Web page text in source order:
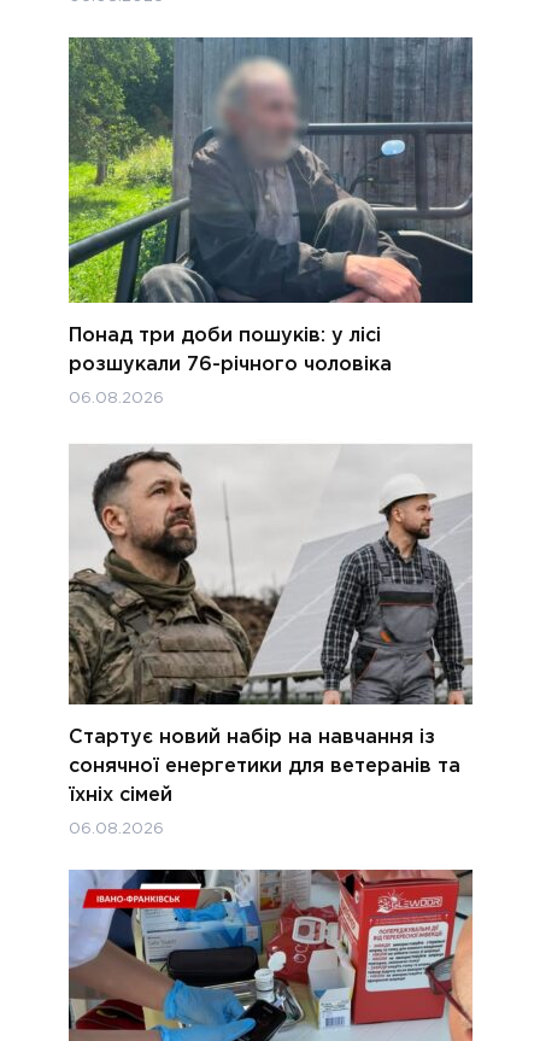
Понад три доби пошуків: у лісі
розшукали 76-річного чоловіка
06.08.2026
Стартує новий набір на навчання із
сонячної енергетики для ветеранів та
їхніх сімей
06.08.2026